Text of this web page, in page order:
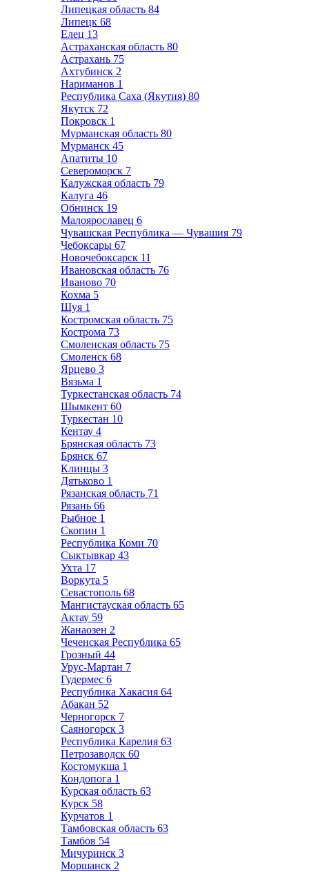
Липецкая область 84
Липецк 68
Елец 13
Астраханская область 80
Астрахань 75
Ахтубинск 2
Нариманов 1
Республика Саха (Якутия) 80
Якутск 72
Покровск 1
Мурманская область 80
Мурманск 45
Апатиты 10
Североморск 7
Калужская область 79
Калуга 46
Обнинск 19
Малоярославец 6
Чувашская Республика — Чувашия 79
Чебоксары 67
Новочебоксарск 11
Ивановская область 76
Иваново 70
Кохма 5
Шуя 1
Костромская область 75
Кострома 73
Смоленская область 75
Смоленск 68
Ярцево 3
Вязьма 1
Туркестанская область 74
Шымкент 60
Туркестан 10
Кентау 4
Брянская область 73
Брянск 67
Клинцы 3
Дятьково 1
Рязанская область 71
Рязань 66
Рыбное 1
Скопин 1
Республика Коми 70
Сыктывкар 43
Ухта 17
Воркута 5
Севастополь 68
Мангистауская область 65
Актау 59
Жанаозен 2
Чеченская Республика 65
Грозный 44
Урус-Мартан 7
Гудермес 6
Республика Хакасия 64
Абакан 52
Черногорск 7
Саяногорск 3
Республика Карелия 63
Петрозаводск 60
Костомукша 1
Кондопога 1
Курская область 63
Курск 58
Курчатов 1
Тамбовская область 63
Тамбов 54
Мичуринск 3
Моршанск 2